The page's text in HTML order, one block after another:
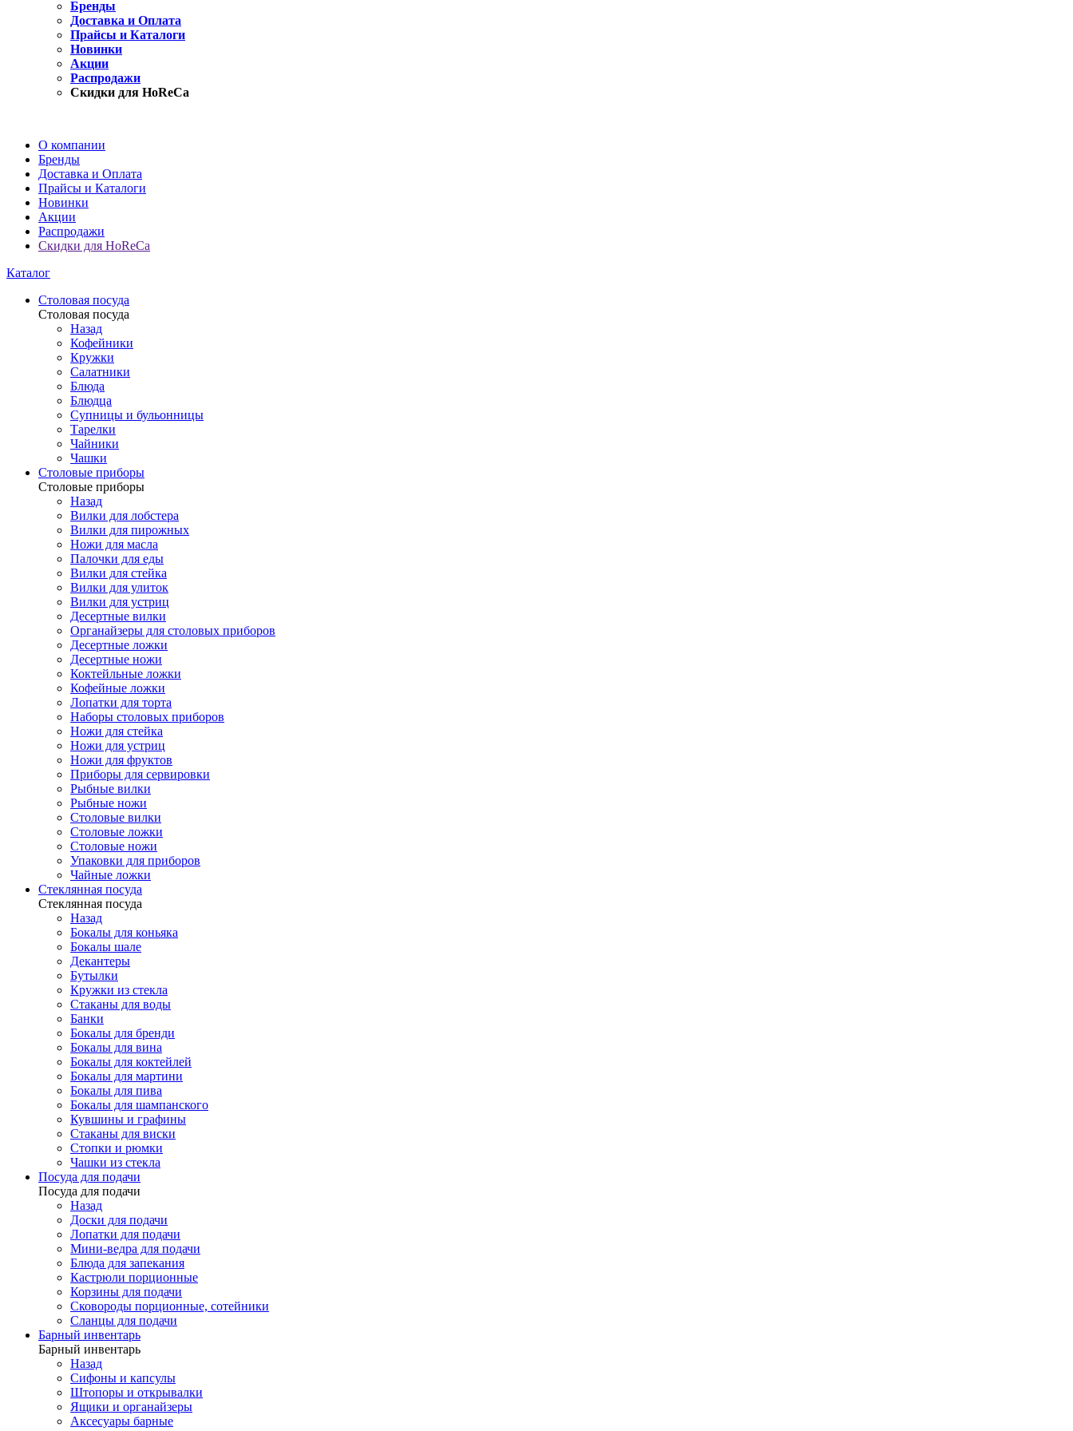
Бренды
Доставка и Оплата
Прайсы и Каталоги
Новинки
Акции
Распродажи
Скидки для HoReCa
О компании
Бренды
Доставка и Оплата
Прайсы и Каталоги
Новинки
Акции
Распродажи
Скидки для HoReCa
Каталог
Столовая посуда
Столовая посуда
Назад
Кофейники
Кружки
Салатники
Блюда
Блюдца
Супницы и бульонницы
Тарелки
Чайники
Чашки
Cтоловые приборы
Cтоловые приборы
Назад
Вилки для лобстера
Вилки для пирожных
Ножи для масла
Палочки для еды
Вилки для стейка
Вилки для улиток
Вилки для устриц
Десертные вилки
Органайзеры для столовых приборов
Десертные ложки
Десертные ножи
Коктейльные ложки
Кофейные ложки
Лопатки для торта
Наборы столовых приборов
Ножи для стейка
Ножи для устриц
Ножи для фруктов
Приборы для сервировки
Рыбные вилки
Рыбные ножи
Столовые вилки
Столовые ложки
Столовые ножи
Упаковки для приборов
Чайные ложки
Стеклянная посуда
Стеклянная посуда
Назад
Бокалы для коньяка
Бокалы шале
Декантеры
Бутылки
Кружки из стекла
Стаканы для воды
Банки
Бокалы для бренди
Бокалы для вина
Бокалы для коктейлей
Бокалы для мартини
Бокалы для пива
Бокалы для шампанского
Кувшины и графины
Стаканы для виски
Стопки и рюмки
Чашки из стекла
Посуда для подачи
Посуда для подачи
Назад
Доски для подачи
Лопатки для подачи
Мини-ведра для подачи
Блюда для запекания
Кастрюли порционные
Корзины для подачи
Сковороды порционные, сотейники
Сланцы для подачи
Барный инвентарь
Барный инвентарь
Назад
Сифоны и капсулы
Штопоры и открывалки
Ящики и органайзеры
Аксесуары барные